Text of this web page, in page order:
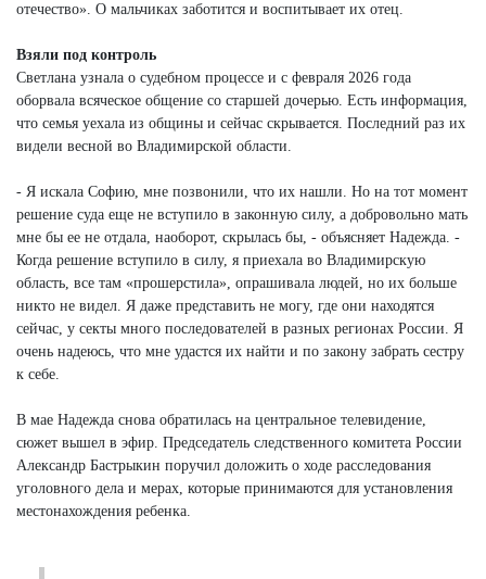
отечество». О мальчиках заботится и воспитывает их отец.
Взяли под контроль
Светлана узнала о судебном процессе и с февраля 2026 года
оборвала всяческое общение со старшей дочерью. Есть информация,
что семья уехала из общины и сейчас скрывается. Последний раз их
видели весной во Владимирской области.
- Я искала Софию, мне позвонили, что их нашли. Но на тот момент
решение суда еще не вступило в законную силу, а добровольно мать
мне бы ее не отдала, наоборот, скрылась бы, - объясняет Надежда. -
Когда решение вступило в силу, я приехала во Владимирскую
область, все там «прошерстила», опрашивала людей, но их больше
никто не видел. Я даже представить не могу, где они находятся
сейчас, у секты много последователей в разных регионах России. Я
очень надеюсь, что мне удастся их найти и по закону забрать сестру
к себе.
В мае Надежда снова обратилась на центральное телевидение,
сюжет вышел в эфир. Председатель следственного комитета России
Александр Бастрыкин поручил доложить о ходе расследования
уголовного дела и мерах, которые принимаются для установления
местонахождения ребенка.